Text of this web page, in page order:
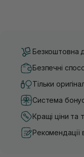
Безкоштовна
Безпечні
Тільки
Система
Кращі ціни та
Рекомендації